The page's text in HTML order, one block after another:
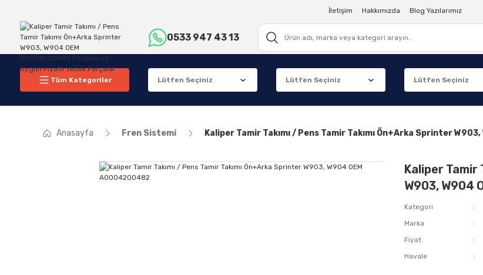
İletişim Hakkımızda Blog Yazılarımız
0533 947 43 13
Tüm Kategoriler
Anasayfa Fren Sistemi Kaliper Tamir Takımı / Pens Tamir Takımı Ön+Arka Sprinter
Kaliper Tamir
W903, W904
Kategori
Marka
Fiyat
Havale